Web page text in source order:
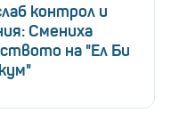
контрол и
Смениха
на "Ел Би